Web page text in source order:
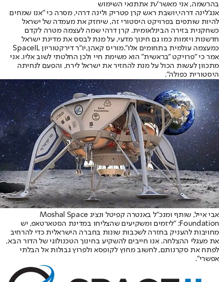
בהרשמה, אני מאשר/ת אתתנאי השימוש
אנג’לינה דרהי,יושבת ראש קרן פטריק ולינה דרהי, מסרה כי "אנו שמחים
להיות שותפים בפרויקט היסטורי זה, שיחזק את מעמדה של ישראל
כשחקנית בזירה הבינלאומית. קרן דרהי שמה לעצמה מטרה לקדם
חדשנות ויזמות כמו גם חינוך מדעי, על מנת לבסס את מדינת ישראל
כמעצמה עולמית בתחומים אלו".מוריס קאהן,
יו״ר דירקטוריון SpaceIL
אמר כי ״פרויקט ״בראשית״ הוא משימת חיי ולכן החלטתי לשוב אליו. אני
מתכוון לעשות הכול על מנת להחזיר את ישראל לירח, והפעם לנחיתה
היסטורית כפולה״.
אבי אייל
, שותף ומנכ"ל באנטרה קפיטל ונציג Moshal Space
Foundation: "ליזמים ומשקיעים שהצליחו במדינת הסטארטאפ, יש
מחויבות להעניק בחזרה לשכבות שונות בחברה הישראלית כדי להרחיב
את מעגלי ההצלחה. אנו חייבים להשקיע בחינוך הטכנולוגי של הדור הבא,
לפתח את סקרנותם, לחשוב מחוץ לקופסא ולפרוץ גבולות אל הבלתי
אפשרי״.